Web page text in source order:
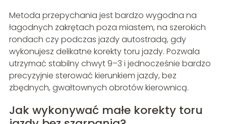
Metoda przepychania jest bardzo wygodna na
łagodnych zakrętach poza miastem, na szerokich
rondach czy podczas jazdy autostradą, gdy
wykonujesz delikatne korekty toru jazdy. Pozwala
utrzymać stabilny chwyt 9–3 i jednocześnie bardzo
precyzyjnie sterować kierunkiem jazdy, bez
zbędnych, gwałtownych obrotów kierownicą.
Jak wykonywać małe korekty toru